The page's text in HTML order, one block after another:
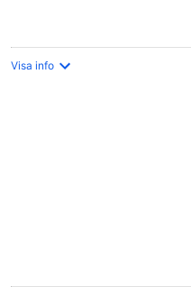
Visa info